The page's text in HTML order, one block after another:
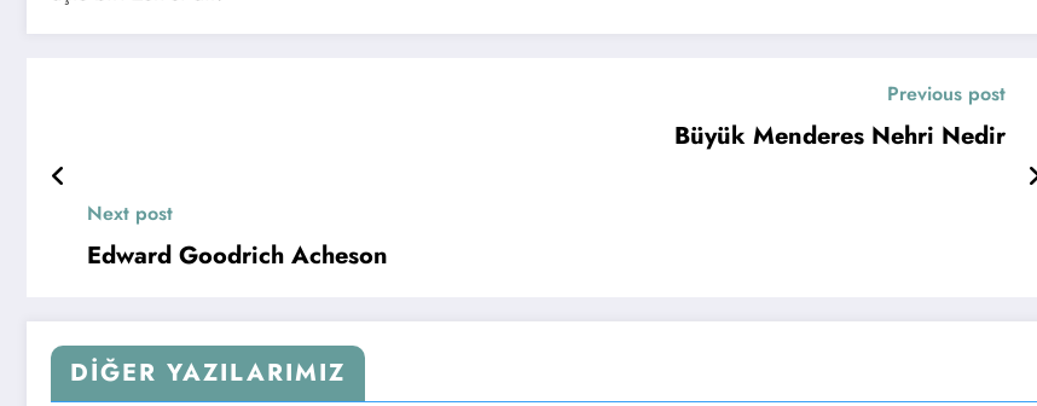
Previous post
Büyük Menderes Nehri Nedir
Next post
Edward Goodrich Acheson
DIĞER YAZILARIMIZ